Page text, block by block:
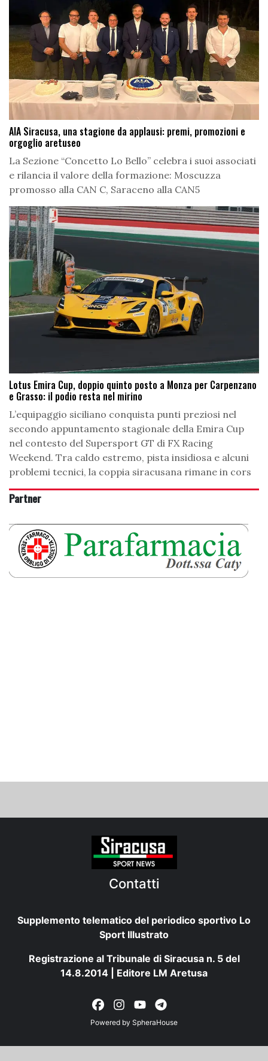
AIA Siracusa, una stagione da applausi: premi, promozioni e
orgoglio aretuseo
La Sezione “Concetto Lo Bello” celebra i suoi associati
e rilancia il valore della formazione: Moscuzza
promosso alla CAN C, Saraceno alla CAN5
Lotus Emira Cup, doppio quinto posto a Monza per Carpenzano
e Grasso: il podio resta nel mirino
L’equipaggio siciliano conquista punti preziosi nel
secondo appuntamento stagionale della Emira Cup
nel contesto del Supersport GT di FX Racing
Weekend. Tra caldo estremo, pista insidiosa e alcuni
problemi tecnici, la coppia siracusana rimane in cors
Partner
Contatti
Supplemento telematico del periodico sportivo Lo
Sport Illustrato
Registrazione al Tribunale di Siracusa n. 5 del
14.8.2014 | Editore LM Aretusa
Powered by SpheraHouse